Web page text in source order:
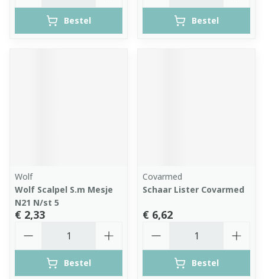
Bestel Bestel
Wolf
Wolf Scalpel S.m Mesje
N21 N/st 5
€ 2,33
Bestel
Covarmed
Schaar Lister Covarmed
€ 6,62
Bestel